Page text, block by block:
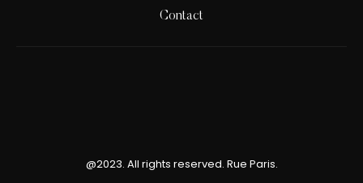
Contact
@2023. All rights reserved. Rue Paris.